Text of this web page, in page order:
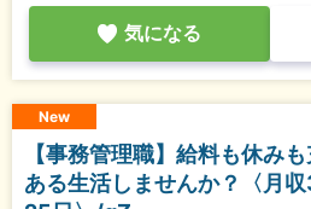
気になる
New
【事務管理職】給料も休み
ある生活しませんか？〈月